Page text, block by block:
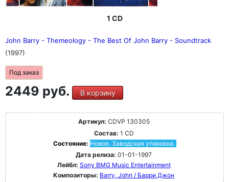
1 CD
John Barry - Themeology - The Best Of John Barry - Soundtrack
(1997)
Под заказ
2449 руб. В корзину
Артикул: CDVP 130305
Состав: 1 CD
Состояние: Новое. Заводская упаковка.
Дата релиза: 01-01-1997
Лейбл: Sony BMG Music Entertainment
Композиторы: Barry, John / Барри Джон